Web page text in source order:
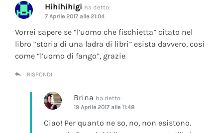
Hihihihigi ha detto:
7 Aprile 2017 alle 21:04
Vorrei sapere se “l’uomo che fischietta” citato nel
libro “storia di una ladra di libri” esista davvero, cosi
come “l’uomo di fango”, grazie
RISPONDI
Brina ha detto:
19 Aprile 2017 alle 11:48
Ciao! Per quanto ne so, no, non esistono.